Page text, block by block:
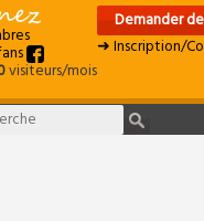
visiteurs/mois
Demander
➜ Inscription/